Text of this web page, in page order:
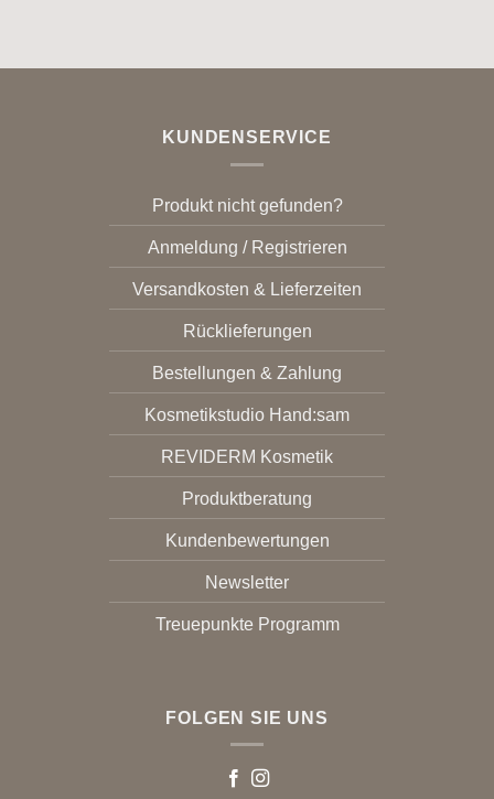
KUNDENSERVICE
Produkt nicht gefunden?
Anmeldung / Registrieren
Versandkosten & Lieferzeiten
Rücklieferungen
Bestellungen & Zahlung
Kosmetikstudio Hand:sam
REVIDERM Kosmetik
Produktberatung
Kundenbewertungen
Newsletter
Treuepunkte Programm
FOLGEN SIE UNS